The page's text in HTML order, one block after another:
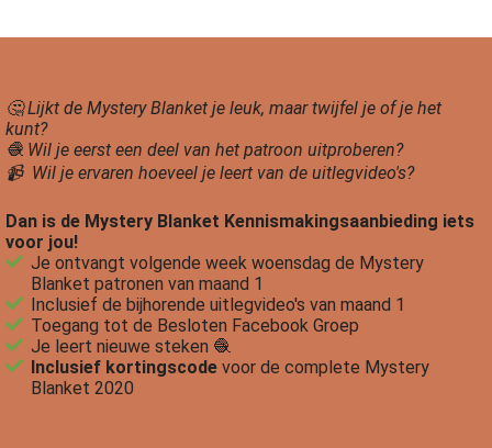
🤔 Lijkt de Mystery Blanket je leuk, maar twijfel je of je het
kunt?
🧶 Wil je eerst een deel van het patroon uitproberen?
📹 Wil je ervaren hoeveel je leert van de uitlegvideo's?
Dan is de Mystery Blanket Kennismakingsaanbieding iets
voor jou!
Je ontvangt volgende week woensdag de Mystery
Blanket patronen van maand 1
Inclusief de bijhorende uitlegvideo's van maand 1
Toegang tot de Besloten Facebook Groep
Je leert nieuwe steken 🧶
Inclusief kortingscodevoor de complete Mystery
Blanket 2020